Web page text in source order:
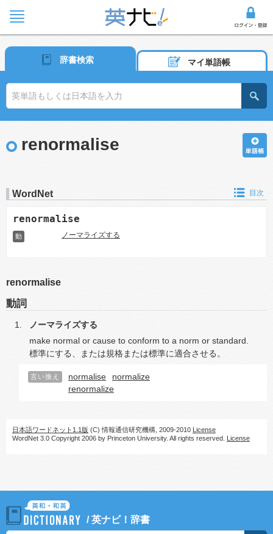
辞書検索 マイ単語帳
renormalise
WordNet 目次
renormalise
動 ノーマライズする
renormalise
動詞
ノーマライズする
make normal or cause to conform to a norm or standard.
標準にする、または規格または標準に適合させる。
言い換え normalise
normalize
renormalize
日本語ワードネット1.1版 (C) 情報通信研究機構, 2009-2010 License
WordNet 3.0 Copyright 2006 by Princeton University. All rights reserved. License
/英ナビ！辞書